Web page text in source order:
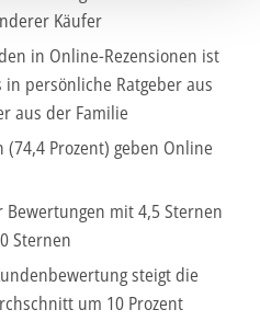
Inhalte und Anzeigen zu
für soziale Medien anbieten
unsere Website zu
wir Informationen zu Ihrer
an unsere Partner für
Analysen weiter. Unsere
möglicherweise mit
die Sie ihnen bereitgestellt
Ihrer Nutzung der Dienste
finden sie hier
Käufer
in Online-Rezensionen ist
persönliche Ratgeber aus
aus der Familie
Prozent) geben Online
mit 4,5 Sternen
Sternen
steigt die
um 10 Prozent